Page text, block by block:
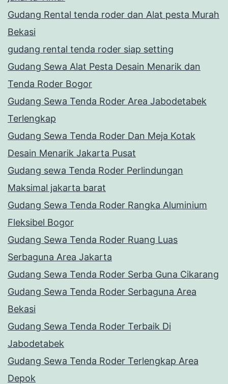
Gudang Rental tenda roder dan Alat pesta Murah
Bekasi
gudang rental tenda roder siap setting
Gudang Sewa Alat Pesta Desain Menarik dan
Tenda Roder Bogor
Gudang Sewa Tenda Roder Area Jabodetabek
Terlengkap
Gudang Sewa Tenda Roder Dan Meja Kotak
Desain Menarik Jakarta Pusat
Gudang sewa Tenda Roder Perlindungan
Maksimal jakarta barat
Gudang Sewa Tenda Roder Rangka Aluminium
Fleksibel Bogor
Gudang Sewa Tenda Roder Ruang Luas
Serbaguna Area Jakarta
Gudang Sewa Tenda Roder Serba Guna Cikarang
Gudang Sewa Tenda Roder Serbaguna Area
Bekasi
Gudang Sewa Tenda Roder Terbaik Di
Jabodetabek
Gudang Sewa Tenda Roder Terlengkap Area
Depok